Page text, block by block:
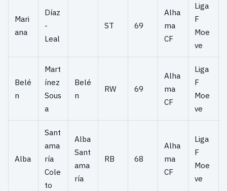
Mari
ana
Díaz
-
Leal
ST 69
Alha
ma
CF
Liga
F
Moe
ve
Belé
n
Mart
ínez
Sous
a
Belé
n
RW 69
Alha
ma
CF
Liga
F
Moe
ve
Alba
Sant
ama
ría
Cole
to
Alba
Sant
ama
ría
RB 68
Alha
ma
CF
Liga
F
Moe
ve